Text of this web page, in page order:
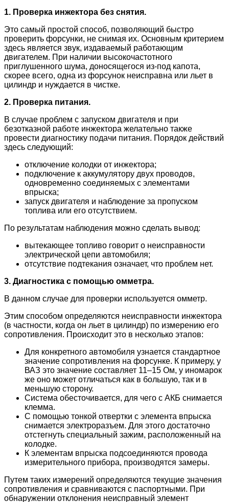
1. Проверка инжектора без снятия.
Это самый простой способ, позволяющий быстро
проверить форсунки, не снимая их. Основным критерием
здесь является звук, издаваемый работающим
двигателем. При наличии высокочастотного
приглушенного шума, доносящегося из-под капота,
скорее всего, одна из форсунок неисправна или льет в
цилиндр и нуждается в чистке.
2. Проверка питания.
В случае проблем с запуском двигателя и при
безотказной работе инжектора желательно также
провести диагностику подачи питания. Порядок действий
здесь следующий:
отключение колодки от инжектора;
подключение к аккумулятору двух проводов,
одновременно соединяемых с элементами
впрыска;
запуск двигателя и наблюдение за пропуском
топлива или его отсутствием.
По результатам наблюдения можно сделать вывод:
вытекающее топливо говорит о неисправности
электрической цепи автомобиля;
отсутствие подтекания означает, что проблем нет.
3. Диагностика с помощью омметра.
В данном случае для проверки используется омметр.
Этим способом определяются неисправности инжектора
(в частности, когда он льет в цилиндр) по измерению его
сопротивления. Происходит это в несколько этапов:
Для конкретного автомобиля узнается стандартное
значение сопротивления на форсунке. К примеру, у
ВАЗ это значение составляет 11–15 Ом, у иномарок
же оно может отличаться как в большую, так и в
меньшую сторону.
Система обесточивается, для чего с АКБ снимается
клемма.
С помощью тонкой отвертки с элемента впрыска
снимается электроразъем. Для этого достаточно
отстегнуть специальный зажим, расположенный на
колодке.
К элементам впрыска подсоединяются провода
измерительного прибора, производятся замеры.
Путем таких измерений определяются текущие значения
сопротивления и сравниваются с паспортными. При
обнаружении отклонения неисправный элемент